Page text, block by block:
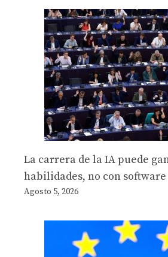
La carrera de la IA puede
habilidades, no con software
Agosto 5, 2026